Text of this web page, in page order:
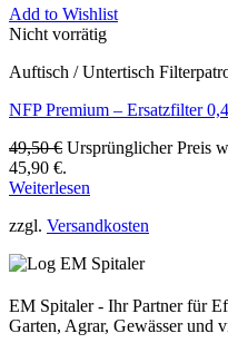
Add to Wishlist
Nicht vorrätig
Auftisch / Untertisch
NFP Premium – Ersatzfilter
49,50€ Ursprünglicher Preis
45,90 €.
Weiterlesen
zzgl. Versandkosten
EM Spitaler - Ihr Partner für
Garten, Agrar, Gewässer und